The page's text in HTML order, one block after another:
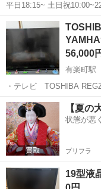
平日18:15~ 土日祝
い ⚠️録画機能が故障しています。ご自身でハードディスクなどを交換
された場合に動作する可能
す...
東京 千代田区
56,000
有楽町駅
・テレビ TOSHIBA
YAMAHA YAS-109 ・テレビ台（
すぐに最高のテレビ視聴
東京 千代田区 有
【夏の
状態が悪
プリフラ
19型液